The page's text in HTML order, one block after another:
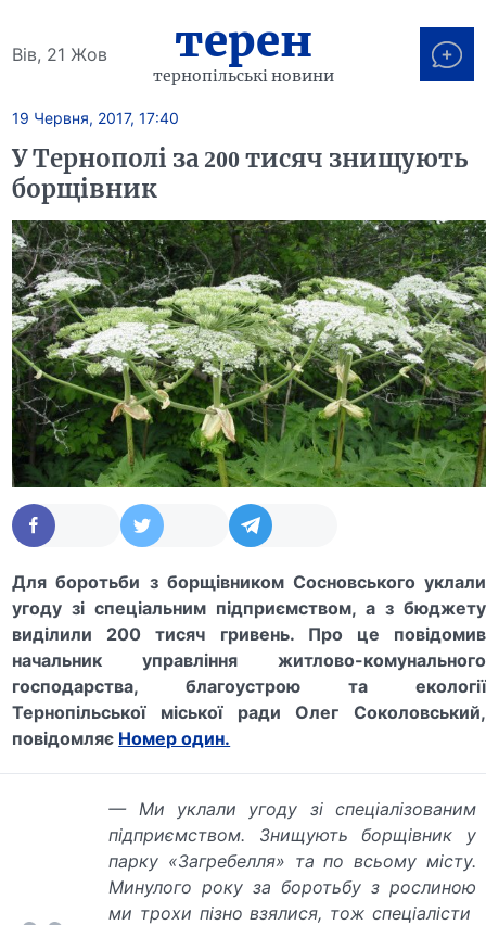
Вів, 21 Жов терен
тернопільські новини
19 Червня, 2017, 17:40
У Тернополі за 200 тисяч знищують
борщівник
Для боротьби з борщівником Сосновського уклали
угоду зі спеціальним підприємством, а з бюджету
виділили 200 тисяч гривень. Про це повідомив
начальник управління житлово-комунального
господарства, благоустрою та екології
Тернопільської міської ради Олег Соколовський,
повідомляє Номер один.
— Ми уклали угоду зі спеціалізованим
підприємством. Знищують борщівник у
парку «Загребелля» та по всьому місту.
Минулого року за боротьбу з рослиною
ми трохи пізно взялися, тож спеціалісти